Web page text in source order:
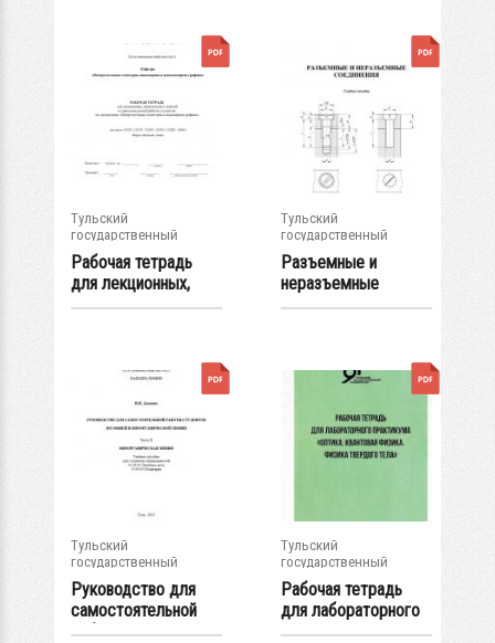
Тульский
государственный
университет
Рабочая тетрадь
для лекционных,
практических...
Тульский
государственный
университет
Разъемные и
неразъемные
соединения:
Тульский
государственный
университет
Руководство для
самостоятельной
работы студентов...
Тульский
государственный
университет
Рабочая тетрадь
для лабораторного
практикума "...